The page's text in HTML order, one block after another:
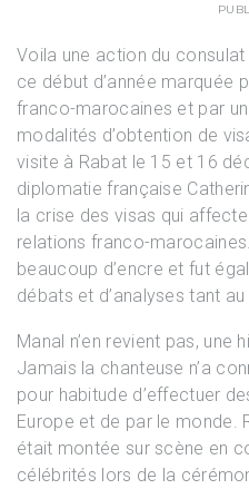
Voila une action du
ce début d’année marquée
franco-marocaines et par
modalités d’obtention de
visite à Rabat le 15 et 16
diplomatie française
la crise des visas qui
relations franco-
beaucoup d’encre et fut
débats et d’analyses tant
Manal n’en revient pas, une
Jamais la chanteuse n’a
pour habitude d’effectuer
Europe et de par le monde.
était montée sur scène en
célébrités lors de la